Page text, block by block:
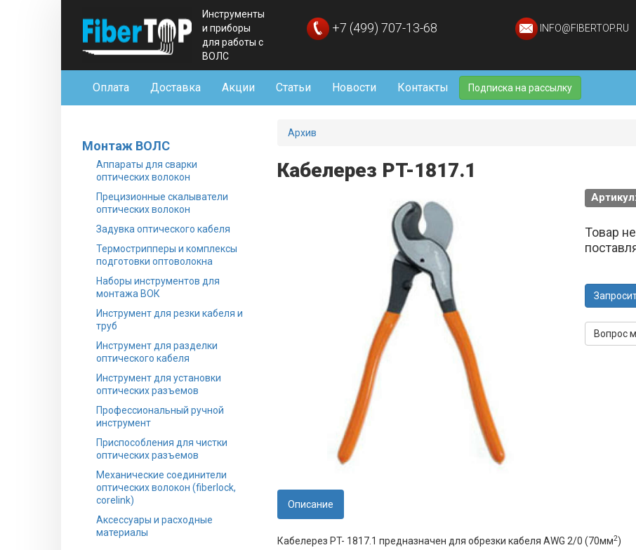
Инструменты
и приборы
для работы с
ВОЛС
+7 (499) 707-13-68 INFO@FIBERTOP.RU
Оплата Доставка Акции Статьи Новости Контакты Подписка на рассылку
Монтаж ВОЛС
Аппараты для сварки
оптических волокон
Прецизионные скалыватели
оптических волокон
Задувка оптического кабеля
Термострипперы и комплексы
подготовки оптоволокна
Наборы инструментов для
монтажа ВОК
Инструмент для резки кабеля и
труб
Инструмент для разделки
оптического кабеля
Инструмент для установки
оптических разъемов
Профессиональный ручной
инструмент
Приспособления для чистки
оптических разъемов
Механические соединители
оптических волокон (fiberlock,
corelink)
Аксессуары и расходные
материалы
Архив
Кабелерез PT-1817.1
Товар не
Вопрос
Описание
Кабелерез PT- 1817.1 предназначен для обрезки кабеля AWG 2/0 (70мм2)